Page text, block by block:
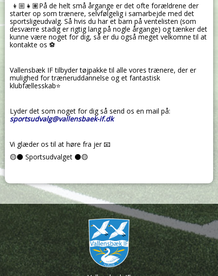
👦🏼👧🏽På de helt små årgange er det ofte forældrene der
starter op som trænere, selvfølgelig i samarbejde med det
sportsligeudvalg. Så hvis du har et barn på ventelisten (som
desværre stadig er rigtig lang på nogle årgange) og tænker det
kunne være noget for dig, så er du også meget velkomne til at
kontakte os ⚽
Vallensbæk IF tilbyder tøjpakke til alle vores trænere, der er
mulighed for træneruddannelse og et fantastisk
klubfællesskab⭐
Lyder det som noget for dig så send os en mail på:
sportsudvalg@vallensbaek-if.dk
Vi glæder os til at høre fra jer 📧
🟡⚫ Sportsudvalget ⚫🟡